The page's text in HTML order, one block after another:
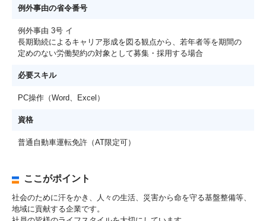
例外事由の省令番号
例外事由 3号 イ
長期勤続によるキャリア形成を図る観点から、若年者等を期間の
定めのない労働契約の対象として募集・採用する場合
必要スキル
PC操作（Word、Excel）
資格
普通自動車運転免許（AT限定可）
ここがポイント
社会のために汗をかき、人々の生活、災害から命を守る基盤整備等、
地域に貢献する企業です。